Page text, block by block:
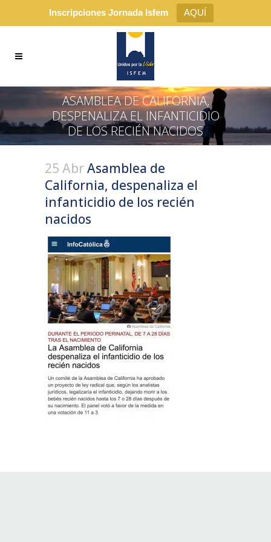
Inscripciones Jornada Isfem AQUÍ
ASAMBLEA DE CALIFORNIA,
DESPENALIZA EL INFANTICIDIO
DE LOS RECIÉN NACIDOS
25 AbrAsamblea de
California, despenaliza el
infanticidio de los recién
nacidos